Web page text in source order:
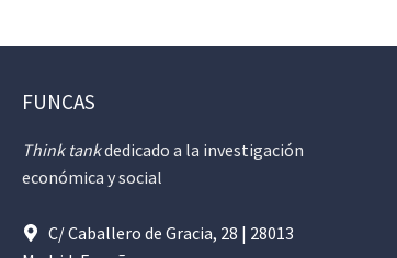
FUNCAS
Think tankdedicado a la investigación
económica y social
C/ Caballero de Gracia, 28 | 28013